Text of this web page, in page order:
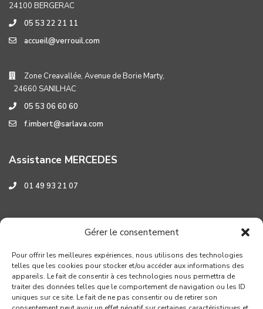
Gérer le consentement
Pour offrir les meilleures expériences, nous utilisons des technologies
telles que les cookies pour stocker et/ou accéder aux informations des
appareils. Le fait de consentir à ces technologies nous permettra de
traiter des données telles que le comportement de navigation ou les ID
uniques sur ce site. Le fait de ne pas consentir ou de retirer son
24100 BERGERAC
05 53 22 21 11
accueil@verrouil.com
Zone Creavallée, Avenue de Borie Marty,
24660 SANILHAC
05 53 06 60 60
f.imbert@sarlava.com
Assistance MERCEDES
01 49 93 21 07
Assistance HYUNDAI